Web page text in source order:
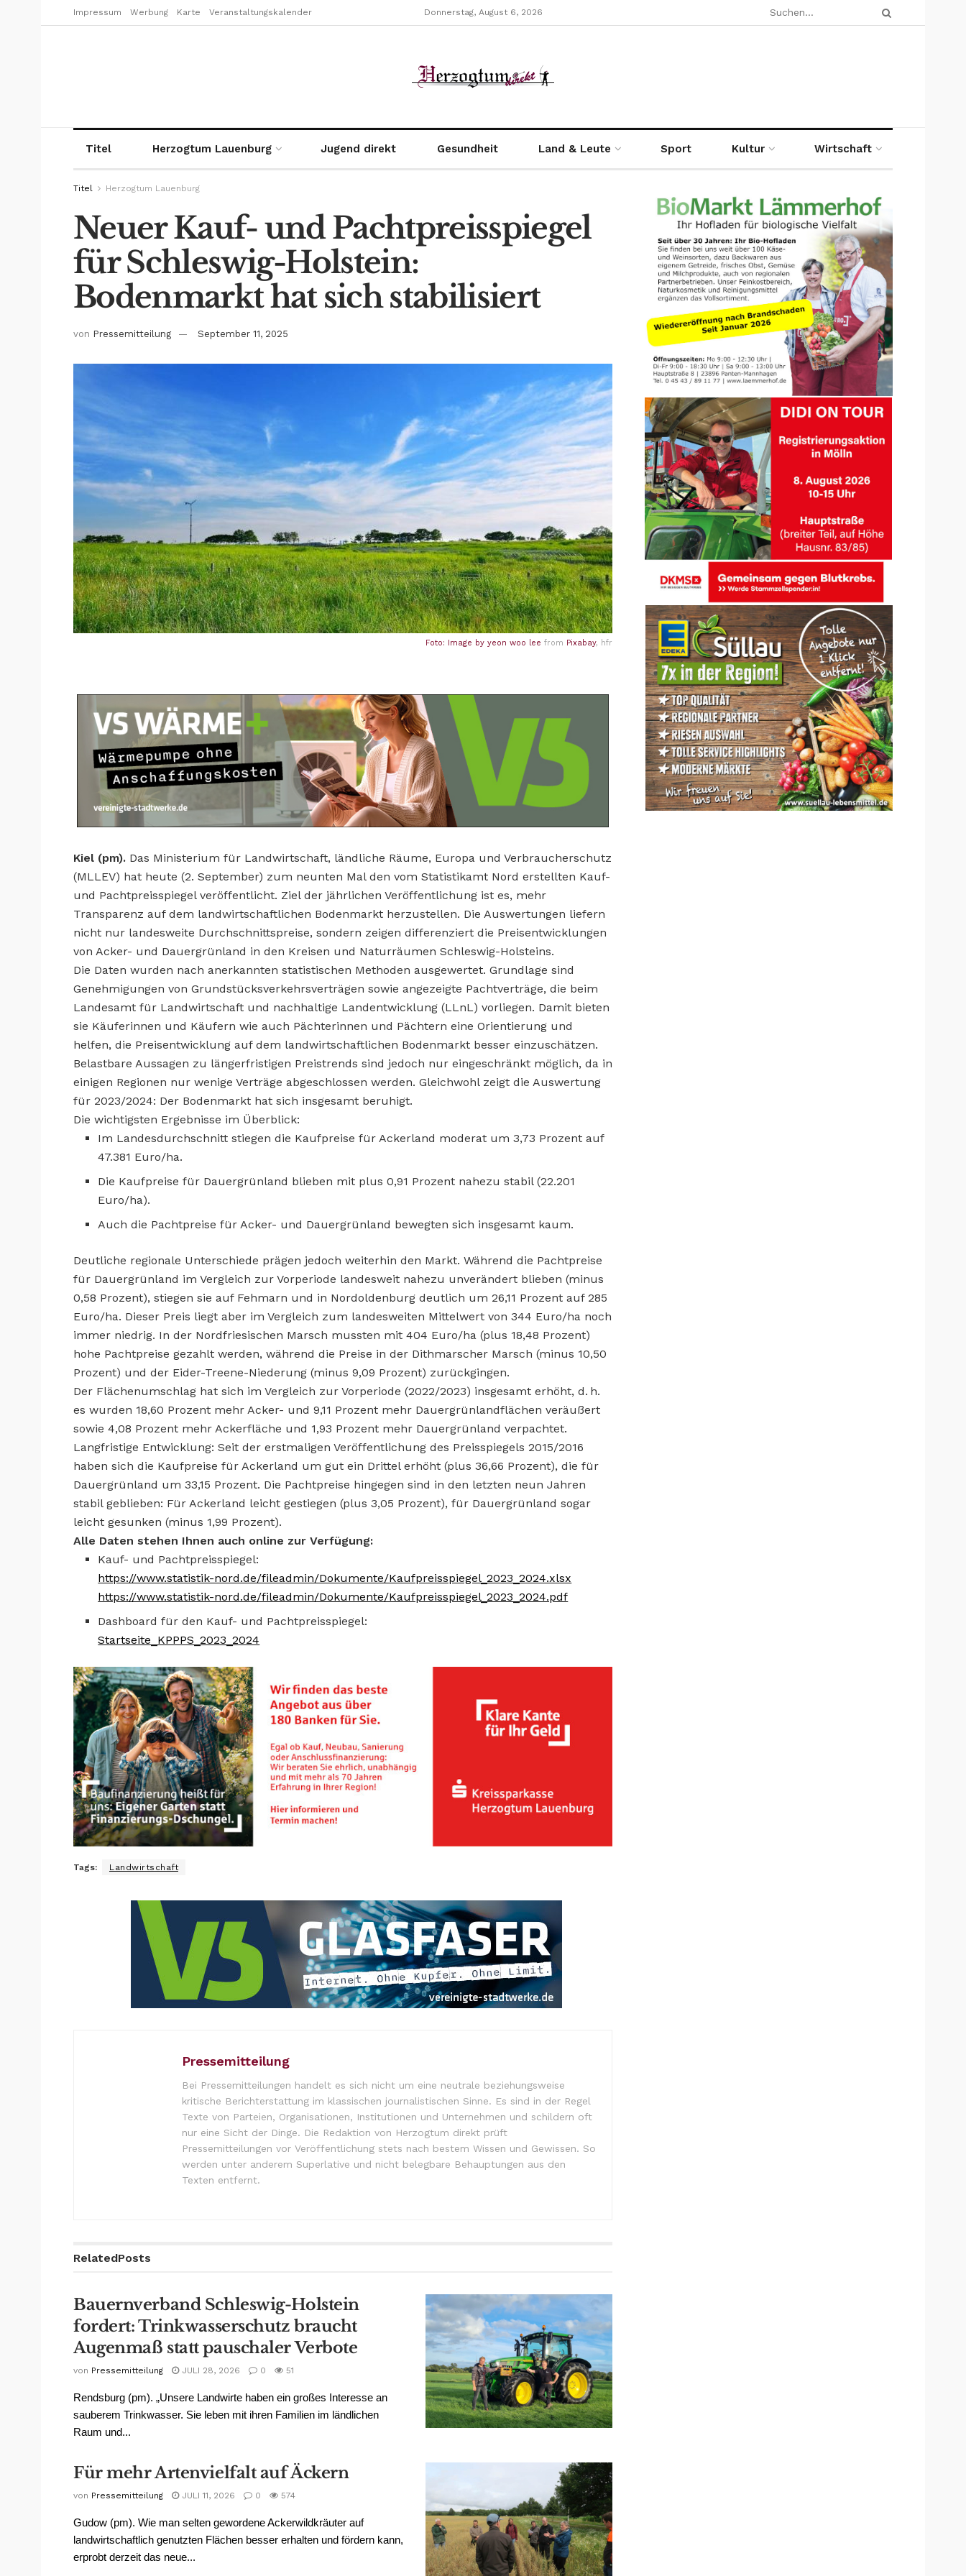
Impressum Werbung Karte Veranstaltungskalender Donnerstag, August 6, 2026
Titel Herzogtum Lauenburg Jugend direkt Gesundheit Land & Leute Sport Kultur Wirtschaft
Titel Herzogtum Lauenburg
Neuer Kauf- und Pachtpreisspiegel
für Schleswig-Holstein:
Bodenmarkt hat sich stabilisiert
von Pressemitteilung September 11, 2025
Foto: Image by yeon woo lee from Pixabay, hfr
Kiel (pm). Das Ministerium für Landwirtschaft, ländliche Räume, Europa und Verbraucherschutz
(MLLEV) hat heute (2. September) zum neunten Mal den vom Statistikamt Nord erstellten Kauf-
und Pachtpreisspiegel veröffentlicht. Ziel der jährlichen Veröffentlichung ist es, mehr
Transparenz auf dem landwirtschaftlichen Bodenmarkt herzustellen. Die Auswertungen liefern
nicht nur landesweite Durchschnittspreise, sondern zeigen differenziert die Preisentwicklungen
von Acker- und Dauergrünland in den Kreisen und Naturräumen Schleswig-Holsteins.
Die Daten wurden nach anerkannten statistischen Methoden ausgewertet. Grundlage sind
Genehmigungen von Grundstücksverkehrsverträgen sowie angezeigte Pachtverträge, die beim
Landesamt für Landwirtschaft und nachhaltige Landentwicklung (LLnL) vorliegen. Damit bieten
sie Käuferinnen und Käufern wie auch Pächterinnen und Pächtern eine Orientierung und
helfen, die Preisentwicklung auf dem landwirtschaftlichen Bodenmarkt besser einzuschätzen.
Belastbare Aussagen zu längerfristigen Preistrends sind jedoch nur eingeschränkt möglich, da in
einigen Regionen nur wenige Verträge abgeschlossen werden. Gleichwohl zeigt die Auswertung
für 2023/2024: Der Bodenmarkt hat sich insgesamt beruhigt.
Die wichtigsten Ergebnisse im Überblick:
Im Landesdurchschnitt stiegen die Kaufpreise für Ackerland moderat um 3,73 Prozent auf
47.381 Euro/ha.
Die Kaufpreise für Dauergrünland blieben mit plus 0,91 Prozent nahezu stabil (22.201
Euro/ha).
Auch die Pachtpreise für Acker- und Dauergrünland bewegten sich insgesamt kaum.
Deutliche regionale Unterschiede prägen jedoch weiterhin den Markt. Während die Pachtpreise
für Dauergrünland im Vergleich zur Vorperiode landesweit nahezu unverändert blieben (minus
0,58 Prozent), stiegen sie auf Fehmarn und in Nordoldenburg deutlich um 26,11 Prozent auf 285
Euro/ha. Dieser Preis liegt aber im Vergleich zum landesweiten Mittelwert von 344 Euro/ha noch
immer niedrig. In der Nordfriesischen Marsch mussten mit 404 Euro/ha (plus 18,48 Prozent)
hohe Pachtpreise gezahlt werden, während die Preise in der Dithmarscher Marsch (minus 10,50
Prozent) und der Eider-Treene-Niederung (minus 9,09 Prozent) zurückgingen.
Der Flächenumschlag hat sich im Vergleich zur Vorperiode (2022/2023) insgesamt erhöht, d. h.
es wurden 18,60 Prozent mehr Acker- und 9,11 Prozent mehr Dauergrünlandflächen veräußert
sowie 4,08 Prozent mehr Ackerfläche und 1,93 Prozent mehr Dauergrünland verpachtet.
Langfristige Entwicklung: Seit der erstmaligen Veröffentlichung des Preisspiegels 2015/2016
haben sich die Kaufpreise für Ackerland um gut ein Drittel erhöht (plus 36,66 Prozent), die für
Dauergrünland um 33,15 Prozent. Die Pachtpreise hingegen sind in den letzten neun Jahren
stabil geblieben: Für Ackerland leicht gestiegen (plus 3,05 Prozent), für Dauergrünland sogar
leicht gesunken (minus 1,99 Prozent).
Alle Daten stehen Ihnen auch online zur Verfügung:
Kauf- und Pachtpreisspiegel:
https://www.statistik-nord.de/fileadmin/Dokumente/Kaufpreisspiegel_2023_2024.xlsx
https://www.statistik-nord.de/fileadmin/Dokumente/Kaufpreisspiegel_2023_2024.pdf
Dashboard für den Kauf- und Pachtpreisspiegel:
Startseite_KPPPS_2023_2024
Tags: Landwirtschaft
Pressemitteilung
Bei Pressemitteilungen handelt es sich nicht um eine neutrale beziehungsweise
kritische Berichterstattung im klassischen journalistischen Sinne. Es sind in der Regel
Texte von Parteien, Organisationen, Institutionen und Unternehmen und schildern oft
nur eine Sicht der Dinge. Die Redaktion von Herzogtum direkt prüft
Pressemitteilungen vor Veröffentlichung stets nach bestem Wissen und Gewissen. So
werden unter anderem Superlative und nicht belegbare Behauptungen aus den
Texten entfernt.
RelatedPosts
Bauernverband Schleswig-Holstein
fordert: Trinkwasserschutz braucht
Augenmaß statt pauschaler Verbote
von Pressemitteilung JULI 28, 2026 0 51
Rendsburg (pm). „Unsere Landwirte haben ein großes Interesse an
sauberem Trinkwasser. Sie leben mit ihren Familien im ländlichen
Raum und...
Für mehr Artenvielfalt auf Äckern
von Pressemitteilung JULI 11, 2026 0 574
Gudow (pm). Wie man selten gewordene Ackerwildkräuter auf
landwirtschaftlich genutzten Flächen besser erhalten und fördern kann,
erprobt derzeit das neue...